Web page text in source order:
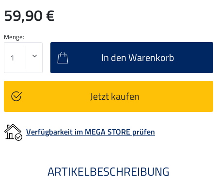
59,90 €
Menge:
In den Warenkorb
Jetzt kaufen
Verfügbarkeit im MEGA STORE prüfen
ARTIKELBESCHREIBUNG